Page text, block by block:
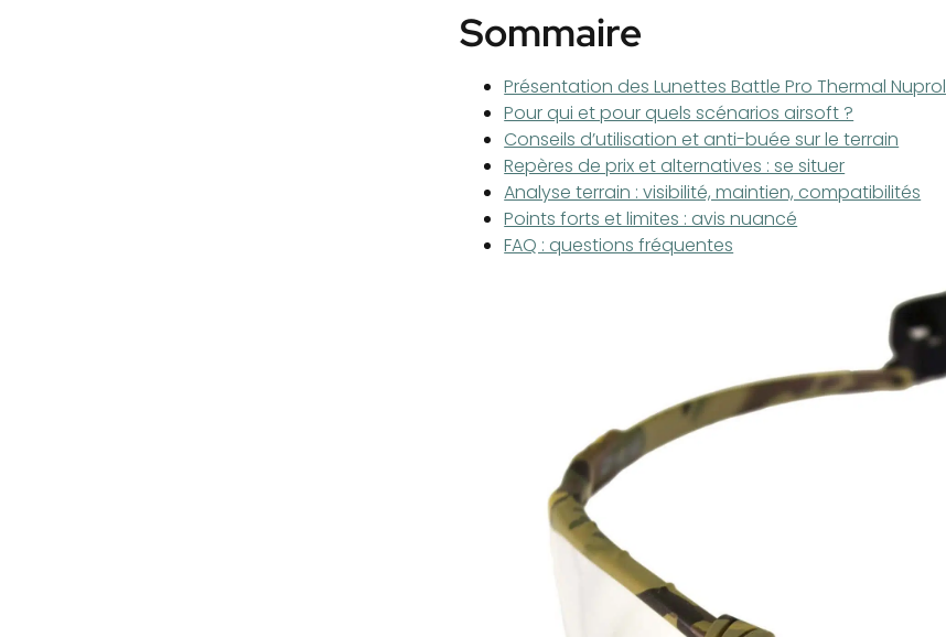
Sommaire
Présentation des Lunettes Battle Pro Thermal Nuprol
Pour qui et pour quels scénarios airsoft ?
Conseils d’utilisation et anti-buée sur le terrain
Repères de prix et alternatives : se situer
Analyse terrain : visibilité, maintien, compatibilités
Points forts et limites : avis nuancé
FAQ : questions fréquentes